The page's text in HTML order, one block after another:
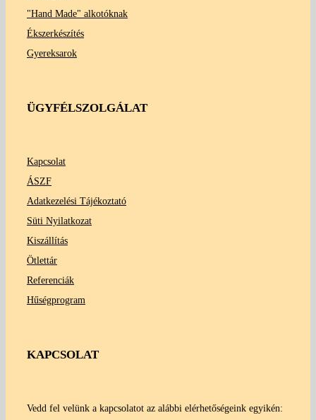
"Hand Made" alkotóknak
Ékszerkészítés
Gyereksarok
ÜGYFÉLSZOLGÁLAT
Kapcsolat
ÁSZF
Adatkezelési Tájékoztató
Süti Nyilatkozat
Kiszállítás
Ötlettár
Referenciák
Hűségprogram
KAPCSOLAT
Vedd fel velünk a kapcsolatot az alábbi elérhetőségeink egyikén: